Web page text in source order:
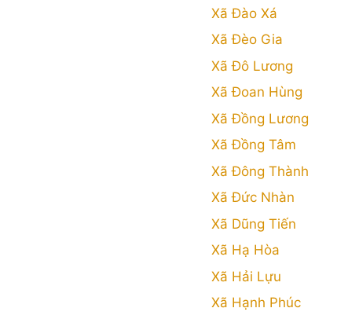
Xã Đào Xá
Xã Đèo Gia
Xã Đô Lương
Xã Đoan Hùng
Xã Đồng Lương
Xã Đồng Tâm
Xã Đông Thành
Xã Đức Nhàn
Xã Dũng Tiến
Xã Hạ Hòa
Xã Hải Lựu
Xã Hạnh Phúc